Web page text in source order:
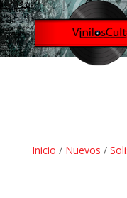
Inicio / Nuevos /